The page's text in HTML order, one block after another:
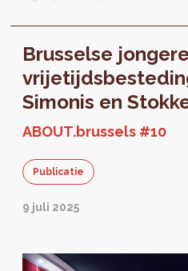
voet bereikbaar zijn in
Brusselse
Simonis en
ABOUT.brussels #10
Publicatie
9 juli 2025